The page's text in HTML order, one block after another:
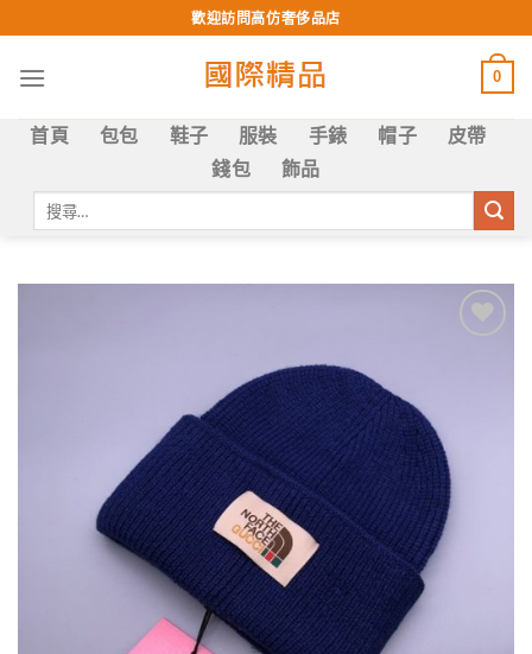
to
content
歡迎訪問高仿奢侈品店
0
首頁 包包 鞋子 服裝 手錶 帽子
皮帶
錢包
飾品